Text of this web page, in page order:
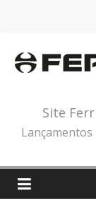
conteúdo
Site
Lançamentos